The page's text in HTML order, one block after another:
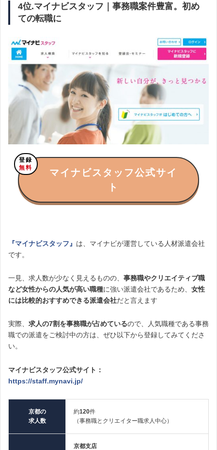
4位.マイナビスタッフ｜事務職案件豊富。初め
ての転職に
登録
無料
マイナビスタッフ公式サイ
ト
『マイナビスタッフ』 は、マイナビが運営している人材派遣会社
です。
一見、求人数が少なく見えるものの、 事務職やクリエイティブ職
など女性からの人気が高い職種に強い派遣会社であるため、 女性
には比較的おすすめできる派遣会社だと言えます
実際、 求人の7割を事務職が占めているので、人気職種である事務
職での派遣をご検討中の方は、ぜひ以下から登録してみてくださ
い。
マイナビスタッフ公式サイト：
https://staff.mynavi.jp/
京都の
求人数
約120件
（事務職とクリエイター職求人中心）
京都支店